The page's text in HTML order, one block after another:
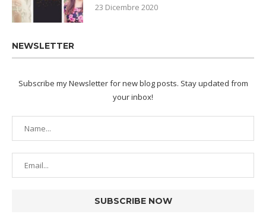
23 Dicembre 2020
NEWSLETTER
Subscribe my Newsletter for new blog posts. Stay updated from
your inbox!